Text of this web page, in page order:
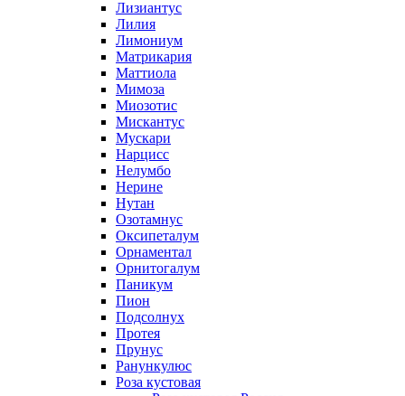
Лизиантус
Лилия
Лимониум
Матрикария
Маттиола
Мимоза
Миозотис
Мискантус
Мускари
Нарцисс
Нелумбо
Нерине
Нутан
Озотамнус
Оксипеталум
Орнаментал
Орнитогалум
Паникум
Пион
Подсолнух
Протея
Прунус
Ранункулюс
Роза кустовая